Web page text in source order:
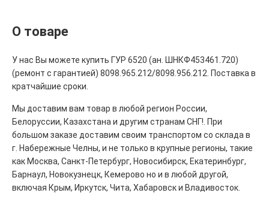
О товаре
У нас Вы можете купить ГУР 6520 (ан. ШНКФ453461.720)
(ремонт с гарантией) 8098.965.212/8098.956.212. Поставка в
кратчайшие сроки.
Мы доставим вам товар в любой регион России,
Белоруссии, Казахстана и другим странам СНГ!. При
большом заказе доставим своим транспортом со склада в
г. Набережные Челны, и не только в крупные регионы, такие
как Москва, Санкт-Петербург, Новосибирск, Екатеринбург,
Барнаул, Новокузнецк, Кемерово но и в любой другой,
включая Крым, Иркутск, Чита, Хабаровск и Владивосток.